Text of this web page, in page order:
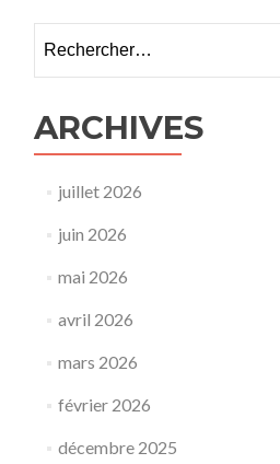
ARCHIVES
juillet 2026
juin 2026
mai 2026
avril 2026
mars 2026
février 2026
décembre 2025